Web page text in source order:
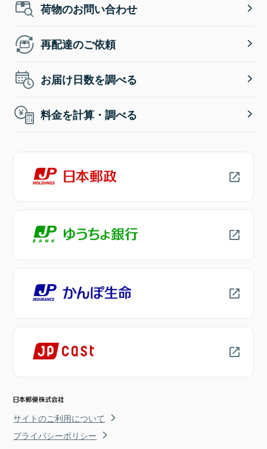
荷物のお問い合わせ
再配達のご依頼
お届け日数を調べる
料金を計算・調べる
サイトのご利用について
プライバシーポリシー